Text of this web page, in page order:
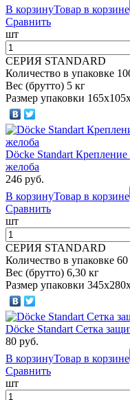
В корзинуТовар в корзине
Сравнить
шт
СЕРИЯ STANDARD
Количество в упаковке
Вес (брутто) 5 кг
Размер упаковки
Döcke Standart
желоба
246 руб.
В корзинуТовар в корзине
Сравнить
шт
СЕРИЯ STANDARD
Количество в упаковке
Вес (брутто) 6,30 кг
Размер упаковки
Döcke Standart Сетка
80 руб.
В корзинуТовар в корзине
Сравнить
шт